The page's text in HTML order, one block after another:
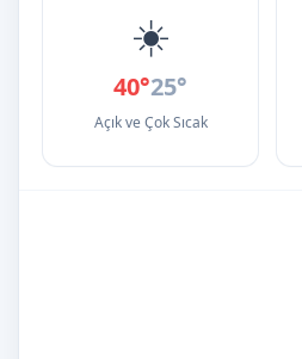
☀️
40°25°
Açık ve Çok Sıcak